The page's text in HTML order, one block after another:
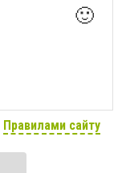
🙂
Правилами сайту